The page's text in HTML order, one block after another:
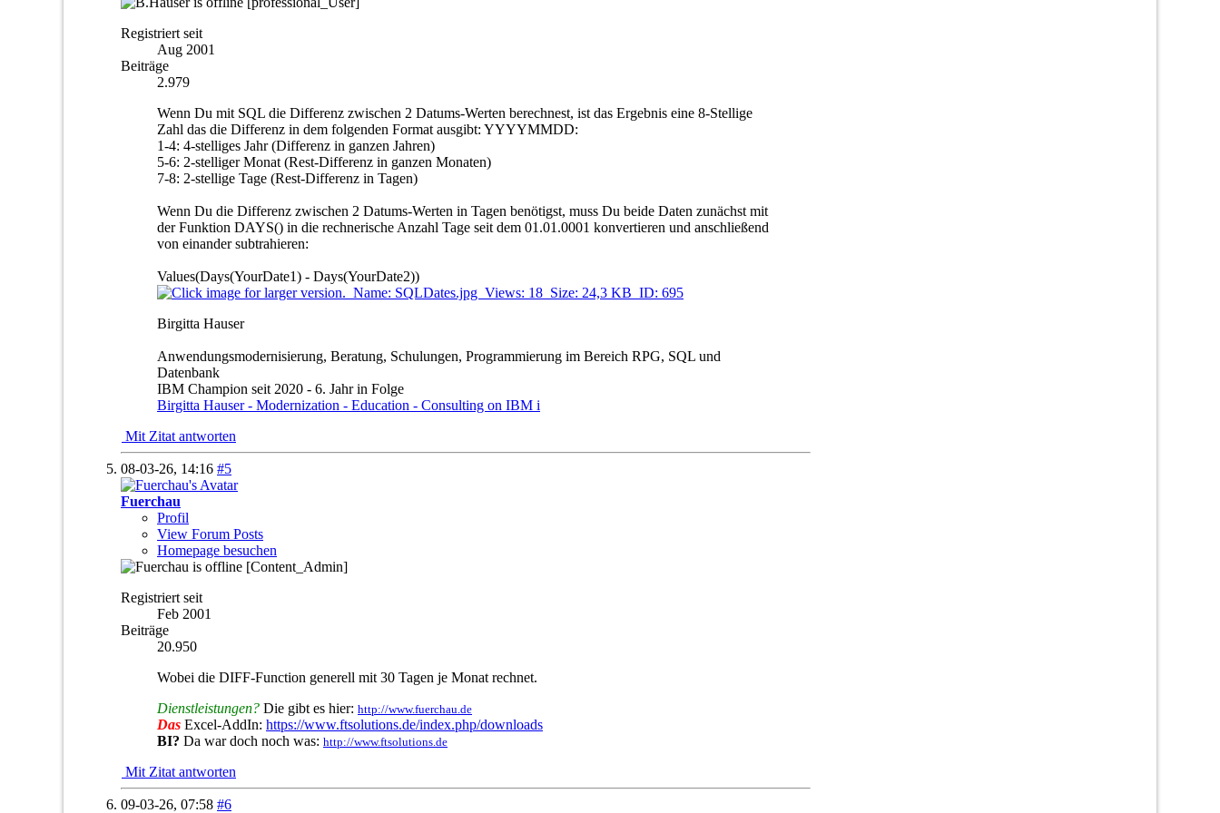
Registriert seit
Aug 2001
Beiträge
2.979
Wenn Du mit SQL die Differenz zwischen 2 Datums-Werten berechnest, ist das Ergebnis eine 8-Stellige
Zahl das die Differenz in dem folgenden Format ausgibt: YYYYMMDD:
1-4: 4-stelliges Jahr (Differenz in ganzen Jahren)
5-6: 2-stelliger Monat (Rest-Differenz in ganzen Monaten)
7-8: 2-stellige Tage (Rest-Differenz in Tagen)
Wenn Du die Differenz zwischen 2 Datums-Werten in Tagen benötigst, muss Du beide Daten zunächst mit
der Funktion DAYS() in die rechnerische Anzahl Tage seit dem 01.01.0001 konvertieren und anschließend
von einander subtrahieren:
Values(Days(YourDate1) - Days(YourDate2))
Birgitta Hauser
Anwendungsmodernisierung, Beratung, Schulungen, Programmierung im Bereich RPG, SQL und
Datenbank
IBM Champion seit 2020 - 6. Jahr in Folge
Birgitta Hauser - Modernization - Education - Consulting on IBM i
Mit Zitat antworten
08-03-26, 14:16 #5
Fuerchau
Profil
View Forum Posts
Homepage besuchen
[Content_Admin]
Registriert seit
Feb 2001
Beiträge
20.950
Wobei die DIFF-Function generell mit 30 Tagen je Monat rechnet.
Dienstleistungen? Die gibt es hier: http://www.fuerchau.de
Das Excel-AddIn: https://www.ftsolutions.de/index.php/downloads
BI? Da war doch noch was: http://www.ftsolutions.de
Mit Zitat antworten
09-03-26, 07:58 #6